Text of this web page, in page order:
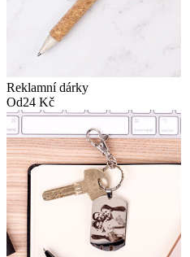
Reklamní dárky
Od24 Kč